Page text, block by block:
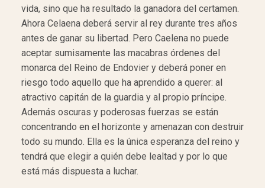
vida, sino que ha resultado la ganadora del certamen.
Ahora Celaena deberá servir al rey durante tres años
antes de ganar su libertad. Pero Caelena no puede
aceptar sumisamente las macabras órdenes del
monarca del Reino de Endovier y deberá poner en
riesgo todo aquello que ha aprendido a querer: al
atractivo capitán de la guardia y al propio príncipe.
Además oscuras y poderosas fuerzas se están
concentrando en el horizonte y amenazan con destruir
todo su mundo. Ella es la única esperanza del reino y
tendrá que elegir a quién debe lealtad y por lo que
está más dispuesta a luchar.